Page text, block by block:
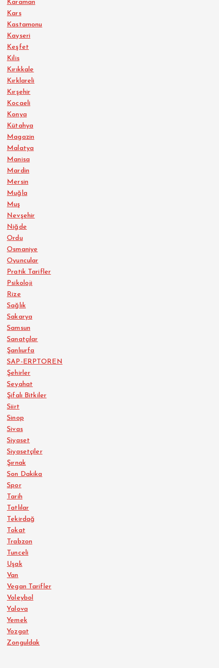
Karaman
Kars
Kastamonu
Kayseri
Keşfet
Kilis
Kırıkkale
Kırklareli
Kırşehir
Kocaeli
Konya
Kütahya
Magazin
Malatya
Manisa
Mardin
Mersin
Muğla
Muş
Nevşehir
Niğde
Ordu
Osmaniye
Oyuncular
Pratik Tarifler
Psikoloji
Rize
Sağlık
Sakarya
Samsun
Sanatçılar
Şanlıurfa
SAP-ERPTOREN
Şehirler
Seyahat
Şifalı Bitkiler
Siirt
Sinop
Sivas
Siyaset
Siyasetçiler
Şırnak
Son Dakika
Spor
Tarih
Tatlılar
Tekirdağ
Tokat
Trabzon
Tunceli
Uşak
Van
Vegan Tarifler
Voleybol
Yalova
Yemek
Yozgat
Zonguldak